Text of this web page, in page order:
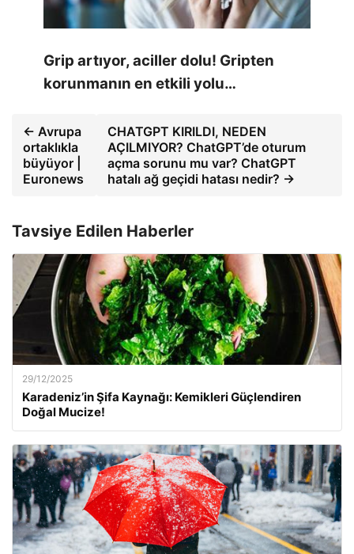
Grip artıyor, aciller dolu! Gripten
korunmanın en etkili yolu…
← Avrupa
ortaklıkla
büyüyor |
Euronews
CHATGPT KIRILDI, NEDEN
AÇILMIYOR? ChatGPT’de oturum
açma sorunu mu var? ChatGPT
hatalı ağ geçidi hatası nedir? →
Tavsiye Edilen Haberler
29/12/2025
Karadeniz’in Şifa Kaynağı: Kemikleri Güçlendiren
Doğal Mucize!